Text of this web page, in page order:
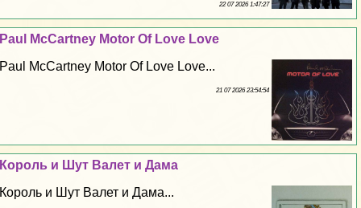
22 07 2026 1:47:27
Paul McCartney Motor Of Love Love
Paul McCartney Motor Of Love Love...
21 07 2026 23:54:54
Король и Шут Валет и Дама
Король и Шут Валет и Дама...